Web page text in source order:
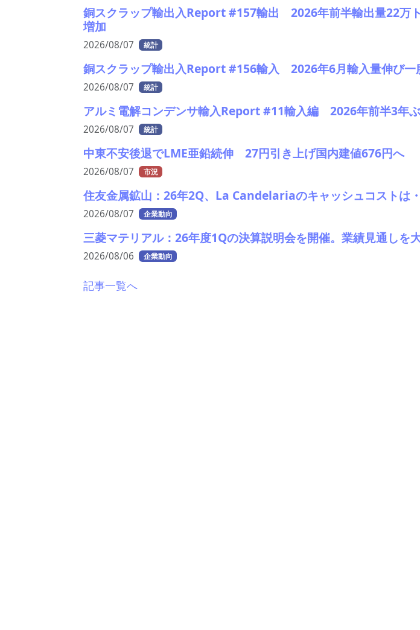
銅スクラップ輸出入Report #157輸出 2026年前半輸出量22万
増加
2026/08/07 統計
銅スクラップ輸出入Report #156輸入 2026年6月輸入量伸び一
2026/08/07 統計
アルミ電解コンデンサ輸入Report #11輸入編 2026年前半3年
2026/08/07 統計
中東不安後退でLME亜鉛続伸 27円引き上げ国内建値676円へ
2026/08/07 市況
住友金属鉱山：26年2Q、La Candelariaのキャッシュコストは
2026/08/07 企業動向
三菱マテリアル：26年度1Qの決算説明会を開催。業績見通しを
2026/08/06 企業動向
記事一覧へ